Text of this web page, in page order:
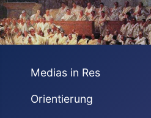
Medias in Res
Orientierung